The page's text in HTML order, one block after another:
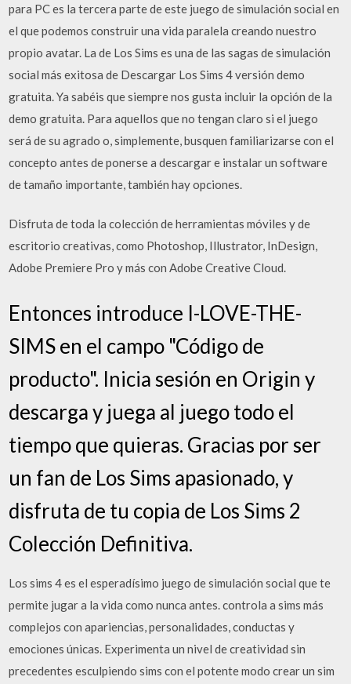
para PC es la tercera parte de este juego de simulación social en
el que podemos construir una vida paralela creando nuestro
propio avatar. La de Los Sims es una de las sagas de simulación
social más exitosa de Descargar Los Sims 4 versión demo
gratuita. Ya sabéis que siempre nos gusta incluir la opción de la
demo gratuita. Para aquellos que no tengan claro si el juego
será de su agrado o, simplemente, busquen familiarizarse con el
concepto antes de ponerse a descargar e instalar un software
de tamaño importante, también hay opciones.
Disfruta de toda la colección de herramientas móviles y de
escritorio creativas, como Photoshop, Illustrator, InDesign,
Adobe Premiere Pro y más con Adobe Creative Cloud.
Entonces introduce I-LOVE-THE-
SIMS en el campo "Código de
producto". Inicia sesión en Origin y
descarga y juega al juego todo el
tiempo que quieras. Gracias por ser
un fan de Los Sims apasionado, y
disfruta de tu copia de Los Sims 2
Colección Definitiva.
Los sims 4 es el esperadísimo juego de simulación social que te
permite jugar a la vida como nunca antes. controla a sims más
complejos con apariencias, personalidades, conductas y
emociones únicas. Experimenta un nivel de creatividad sin
precedentes esculpiendo sims con el potente modo crear un sim